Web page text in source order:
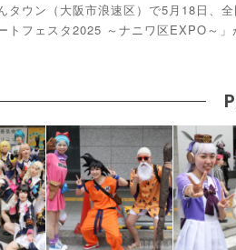
タウン（大阪市浪速区）で5月18日、
トフェスタ2025 ～ナニワ区EXPO～」